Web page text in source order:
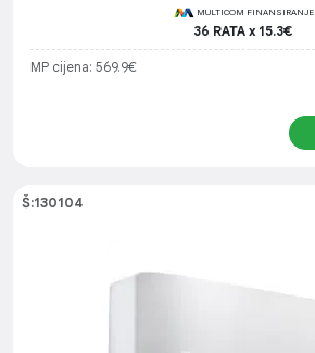
MULTICOM FINANSIRANJE
36 RATA x 15.3€
MP cijena: 569.9€
Š:130104